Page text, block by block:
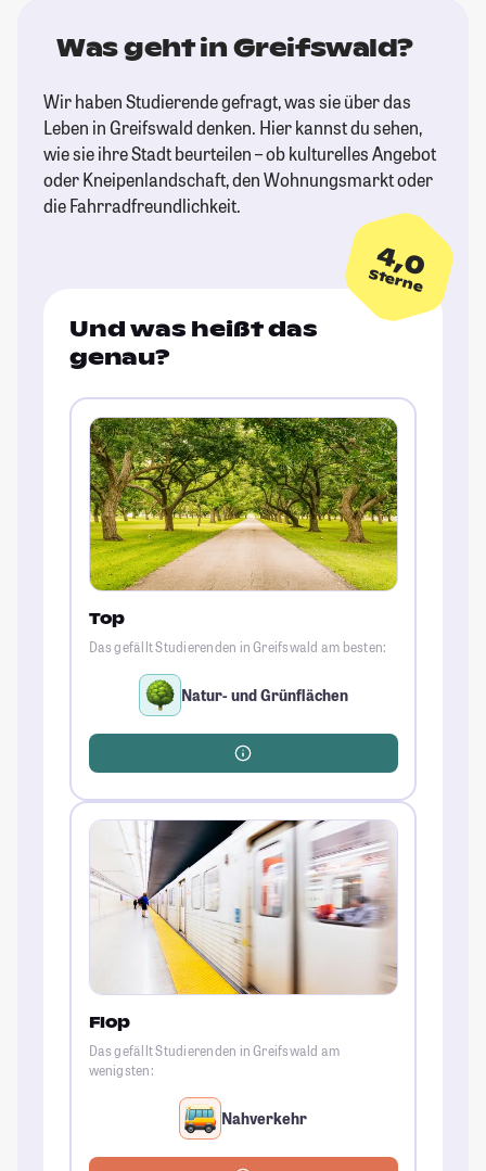
Was geht in Greifswald?
Wir haben Studierende gefragt, was sie über das
Leben in Greifswald denken. Hier kannst du sehen,
wie sie ihre Stadt beurteilen – ob kulturelles Angebot
oder Kneipenlandschaft, den Wohnungsmarkt oder
die Fahrradfreundlichkeit.
4,0
Sterne
Und was heißt das
genau?
Top
Das gefällt Studierenden in Greifswald am besten:
Natur- und Grünflächen
Flop
Das gefällt Studierenden in Greifswald am
wenigsten:
Nahverkehr